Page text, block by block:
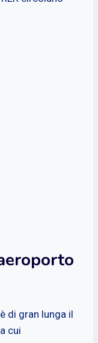
di gran lunga il
cui